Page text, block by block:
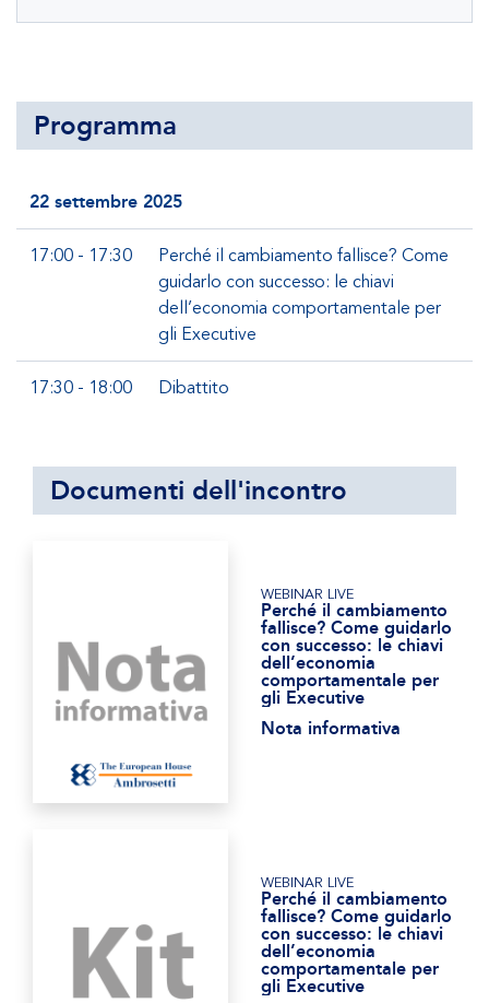
Programma
22 settembre 2025
17:00 - 17:30
Perché il cambiamento fallisce? Come
guidarlo con successo: le chiavi
dell’economia comportamentale per
gli Executive
17:30 - 18:00 Dibattito
Documenti dell'incontro
WEBINAR LIVE
Perché il cambiamento
fallisce? Come guidarlo
con successo: le chiavi
dell’economia
comportamentale per
gli Executive
Nota informativa
WEBINAR LIVE
Perché il cambiamento
fallisce? Come guidarlo
con successo: le chiavi
dell’economia
comportamentale per
gli Executive